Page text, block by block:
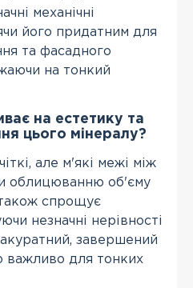
механічні
його придатним для
та фасадного
на тонкий
на естетику та
цього мінералу?
але м'які межі між
облицюванню об'єму
спрощує
незначні нерівності
завершений
важливо для тонких